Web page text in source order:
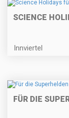
SCIENCE
Innviertel
FÜR DIE